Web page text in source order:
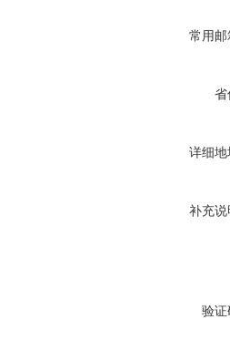
常用邮
省
详细地
补充说
验证